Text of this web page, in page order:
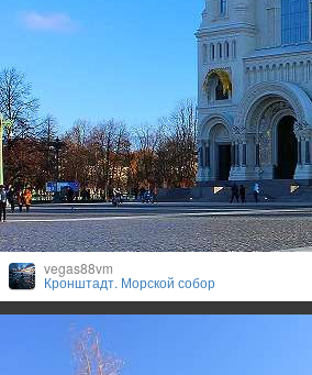
vegas88vm
Кронштадт. Морской собор